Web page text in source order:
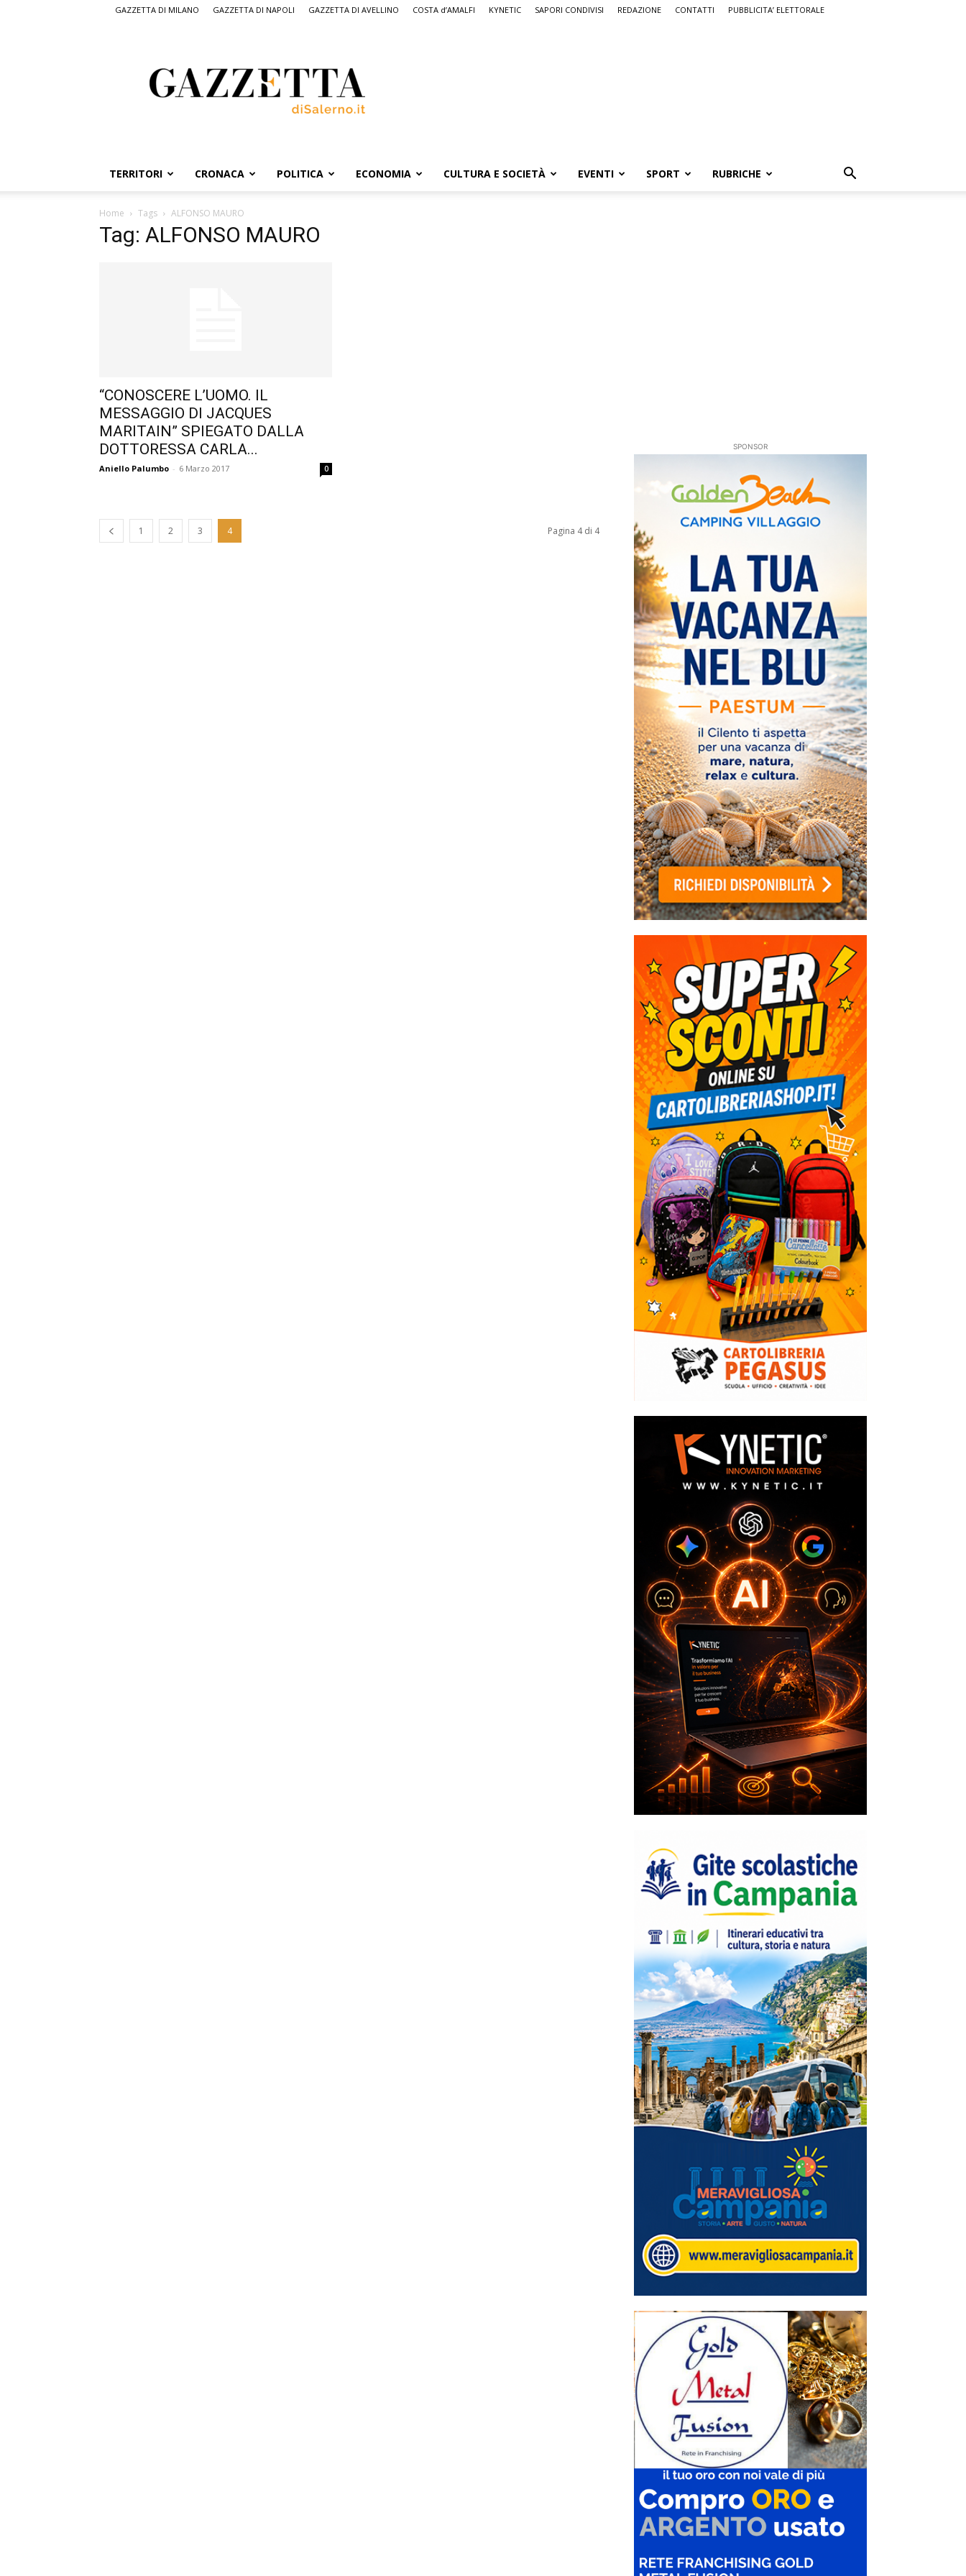
GAZZETTA DI MILANO GAZZETTA DI NAPOLI GAZZETTA DI AVELLINO COSTA d’AMALFI KYNETIC SAPORI CONDIVISI REDAZIONE CONTATTI PUBBLICITA’ ELETTORALE
Salerno,
il
quotidiano
Salerno
TERRITORI CRONACA POLITICA ECONOMIA CULTURA E SOCIETÀ EVENTI SPORT RUBRICHE
Home Tags ALFONSO MAURO
Tag: ALFONSO MAURO
“CONOSCERE L’UOMO. IL
MESSAGGIO DI JACQUES
MARITAIN” SPIEGATO DALLA
DOTTORESSA CARLA...
Aniello Palumbo - 6 Marzo 2017 0
1 2 3 4 Pagina 4 di 4
SPONSOR